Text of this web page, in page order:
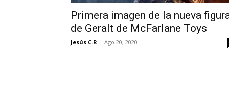
Primera imagen de la nueva
de Geralt de McFarlane Toys
Jesús C.R - Ago 20, 2020